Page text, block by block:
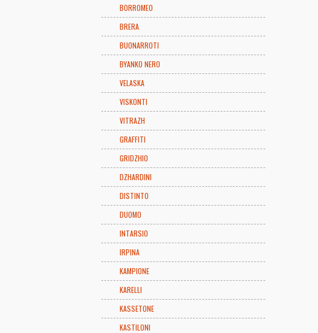
BORROMEO
BRERA
BUONARROTI
BYANKO NERO
VELASKA
VISKONTI
VITRAZH
GRAFFITI
GRIDZHIO
DZHARDINI
DISTINTO
DUOMO
INTARSIO
IRPINA
KAMPIONE
KARELLI
KASSETONE
KASTILONI